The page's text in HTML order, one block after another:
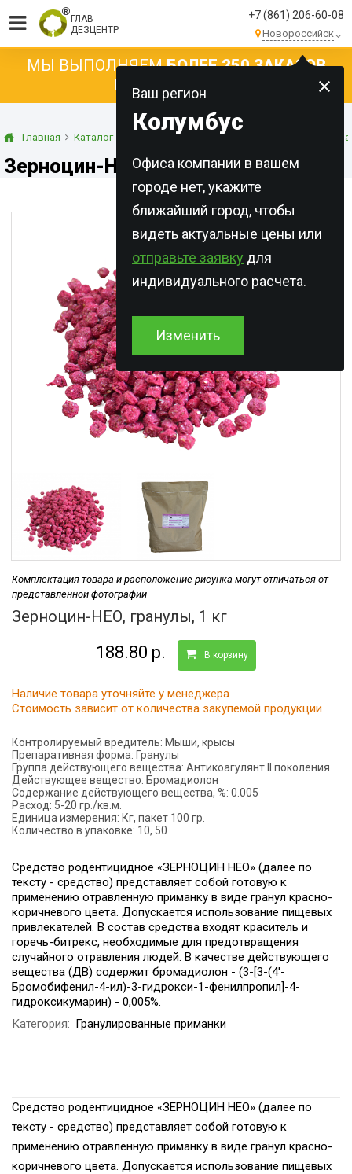
ГЛАВ
ДЕЗЦЕНТР
+7 (861) 206-60-08
Новороссийск
Ваш регион
Колумбус
Офиса компании в вашем
городе нет, укажите
ближайший город, чтобы
видеть актуальные цены или
отправьте заявку для
индивидуального расчета.
Изменить
МЫ ВЫПОЛНЯЕМБОЛЕЕ 250 ЗАКАЗОВ
КАЖДЫЙ ДЕНЬ!
Главная Каталог Готовые приманки Гранулированные
Зерноцин-НЕО, гранулы, 1 кг
Комплектация товара и расположение рисунка могут отличаться от
представленной фотографии
Зерноцин-НЕО, гранулы, 1 кг
188.80 р. В корзину
Наличие товара уточняйте у менеджера
Стоимость зависит от количества закупемой продукции
Контролируемый вредитель: Мыши, крысы
Препаративная форма: Гранулы
Группа действующего вещества: Антикоагулянт II поколения
Действующее вещество: Бромадиолон
Содержание действующего вещества, %: 0.005
Расход: 5-20 гр./кв.м.
Единица измерения: Кг, пакет 100 гр.
Количество в упаковке: 10, 50
Средство родентицидное «ЗЕРНОЦИН НЕО» (далее по
тексту - средство) представляет собой готовую к
применению отравленную приманку в виде гранул красно-
коричневого цвета. Допускается использование пищевых
привлекателей. В состав средства входят краситель и
горечь-битрекс, необходимые для предотвращения
случайного отравления людей. В качестве действующего
вещества (ДВ) содержит бромадиолон - (3-[3-(4'-
Бромобифенил-4-ил)-3-гидрокси-1-фенилпропил]-4-
гидроксикумарин) - 0,005%.
Категория: Гранулированные приманки
Средство родентицидное «ЗЕРНОЦИН НЕО» (далее по
тексту - средство) представляет собой готовую к
применению отравленную приманку в виде гранул красно-
коричневого цвета. Допускается использование пищевых